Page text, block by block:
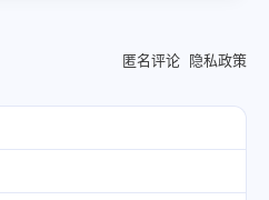
淋、便血、崩漏，外伤出血
匿名评论 隐私政策